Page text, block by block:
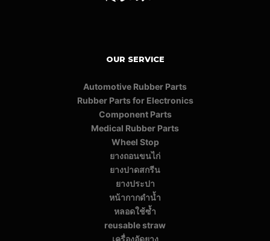
OUR SERVICE
Automotive Rubber Parts
Rubber Parts for Electronics
Component Parts
Medical Rubber Parts
Wheel Stop
ยางถอนขนไก่
ยางปาดสกรีน
ยางประปา
หน้ากากดำน้ำ
หลอดใช้ซ้ำ
reusable straw
เครื่องอัดยาง